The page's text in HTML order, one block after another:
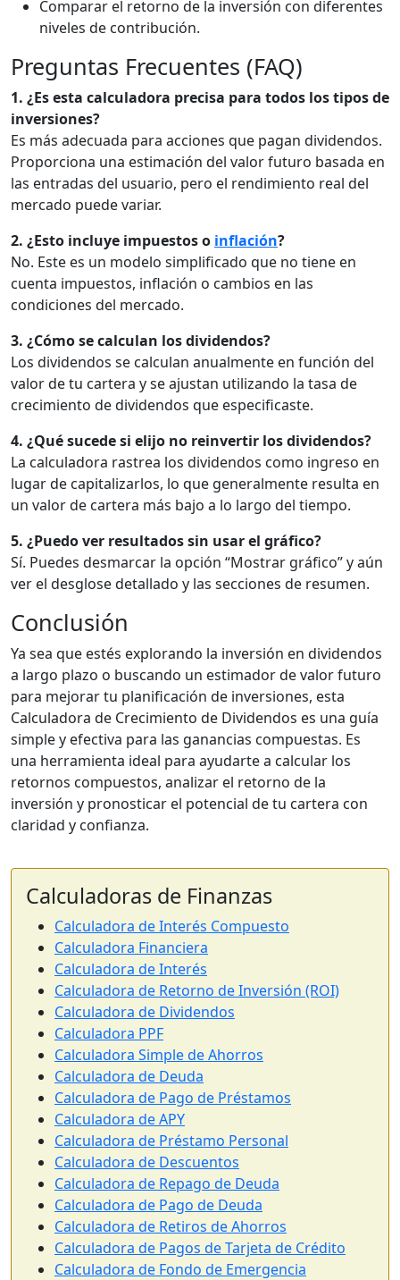
Comparar el retorno de la inversión con diferentes
niveles de contribución.
Preguntas Frecuentes (FAQ)
1. ¿Es esta calculadora precisa para todos los tipos de
inversiones?
Es más adecuada para acciones que pagan dividendos.
Proporciona una estimación del valor futuro basada en
las entradas del usuario, pero el rendimiento real del
mercado puede variar.
2. ¿Esto incluye impuestos o inflación?
No. Este es un modelo simplificado que no tiene en
cuenta impuestos, inflación o cambios en las
condiciones del mercado.
3. ¿Cómo se calculan los dividendos?
Los dividendos se calculan anualmente en función del
valor de tu cartera y se ajustan utilizando la tasa de
crecimiento de dividendos que especificaste.
4. ¿Qué sucede si elijo no reinvertir los dividendos?
La calculadora rastrea los dividendos como ingreso en
lugar de capitalizarlos, lo que generalmente resulta en
un valor de cartera más bajo a lo largo del tiempo.
5. ¿Puedo ver resultados sin usar el gráfico?
Sí. Puedes desmarcar la opción “Mostrar gráfico” y aún
ver el desglose detallado y las secciones de resumen.
Conclusión
Ya sea que estés explorando la inversión en dividendos
a largo plazo o buscando un estimador de valor futuro
para mejorar tu planificación de inversiones, esta
Calculadora de Crecimiento de Dividendos es una guía
simple y efectiva para las ganancias compuestas. Es
una herramienta ideal para ayudarte a calcular los
retornos compuestos, analizar el retorno de la
inversión y pronosticar el potencial de tu cartera con
claridad y confianza.
Calculadoras de Finanzas
Calculadora de Interés Compuesto
Calculadora Financiera
Calculadora de Interés
Calculadora de Retorno de Inversión (ROI)
Calculadora de Dividendos
Calculadora PPF
Calculadora Simple de Ahorros
Calculadora de Deuda
Calculadora de Pago de Préstamos
Calculadora de APY
Calculadora de Préstamo Personal
Calculadora de Descuentos
Calculadora de Repago de Deuda
Calculadora de Pago de Deuda
Calculadora de Retiros de Ahorros
Calculadora de Pagos de Tarjeta de Crédito
Calculadora de Fondo de Emergencia